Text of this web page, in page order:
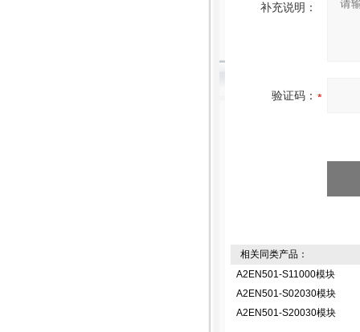
补充说明：
验证码：
相关同类产品：
A2EN501-S11000模块
A2EN501-S02030模块
A2EN501-S20030模块